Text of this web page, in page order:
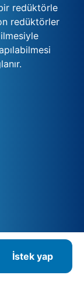
redüktörle
redüktörler
İstek yap